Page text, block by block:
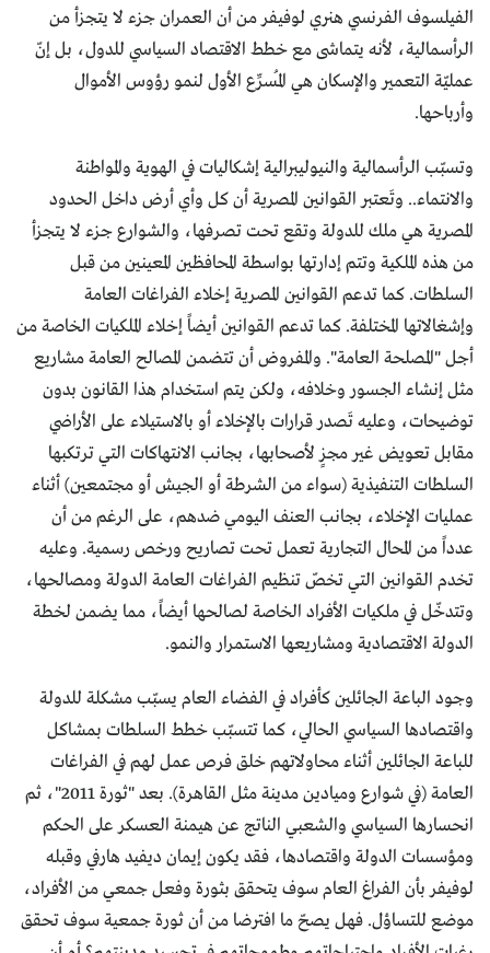
الفيلسوف الفرنسي هنري لوفيفر من أن العمران جزء لا يتجزأ من
الرأسمالية، لأنه يتماشى مع خطط الاقتصاد السياسي للدول، بل إنّ
عمليّة التعمير والإسكان هي المُسرِّع الأول لنمو رؤوس الأموال
وأرباحها.
وتسبّب الرأسمالية والنيوليبرالية إشكاليات في الهوية والمواطنة
والانتماء.. وتَعتبر القوانين المصرية أن كل وأي أرض داخل الحدود
المصرية هي ملك للدولة وتقع تحت تصرفها، والشوارع جزء لا يتجزأ
من هذه الملكية وتتم إدارتها بواسطة المحافظين المعينين من قبل
السلطات. كما تدعم القوانين المصرية إخلاء الفراغات العامة
وإشغالاتها المختلفة. كما تدعم القوانين أيضاً إخلاء الملكيات الخاصة من
أجل "المصلحة العامة". والمفروض أن تتضمن المصالح العامة مشاريع
مثل إنشاء الجسور وخلافه، ولكن يتم استخدام هذا القانون بدون
توضيحات، وعليه تَصدر قرارات بالإخلاء أو بالاستيلاء على الأراضي
مقابل تعويض غير مجزٍ لأصحابها، بجانب الانتهاكات التي ترتكبها
السلطات التنفيذية (سواء من الشرطة أو الجيش أو مجتمعين) أثناء
عمليات الإخلاء، بجانب العنف اليومي ضدهم، على الرغم من أن
عدداً من المحال التجارية تعمل تحت تصاريح ورخص رسمية. وعليه
تخدم القوانين التي تخصّ تنظيم الفراغات العامة الدولة ومصالحها،
وتتدخّل في ملكيات الأفراد الخاصة لصالحها أيضاً، مما يضمن لخطة
الدولة الاقتصادية ومشاريعها الاستمرار والنمو.
وجود الباعة الجائلين كأفراد في الفضاء العام يسبّب مشكلة للدولة
واقتصادها السياسي الحالي، كما تتسبّب خطط السلطات بمشاكل
للباعة الجائلين أثناء محاولاتهم خلق فرص عمل لهم في الفراغات
العامة (في شوارع وميادين مدينة مثل القاهرة). بعد "ثورة 2011"، ثم
انحسارها السياسي والشعبي الناتج عن هيمنة العسكر على الحكم
ومؤسسات الدولة واقتصادها، فقد يكون إيمان ديفيد هارفي وقبله
لوفيفر بأن الفراغ العام سوف يتحقق بثورة وفعل جمعي من الأفراد،
موضع للتساؤل. فهل يصحّ ما افترضا من أن ثورة جمعية سوف تحقق